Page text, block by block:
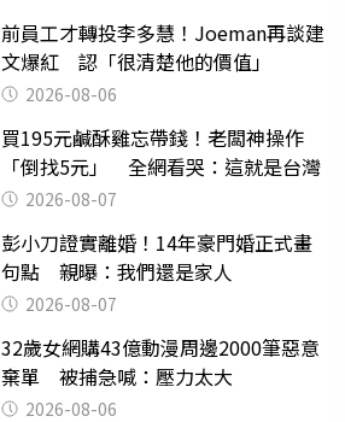
前員工才轉投李多慧！Joeman再談建
文爆紅 認「很清楚他的價值」
2026-08-06
買195元鹹酥雞忘帶錢！老闆神操作
「倒找5元」 全網看哭：這就是台灣
2026-08-07
彭小刀證實離婚！14年豪門婚正式畫
句點 親曝：我們還是家人
2026-08-07
32歲女網購43億動漫周邊2000筆惡意
棄單 被捕急喊：壓力太大
2026-08-06